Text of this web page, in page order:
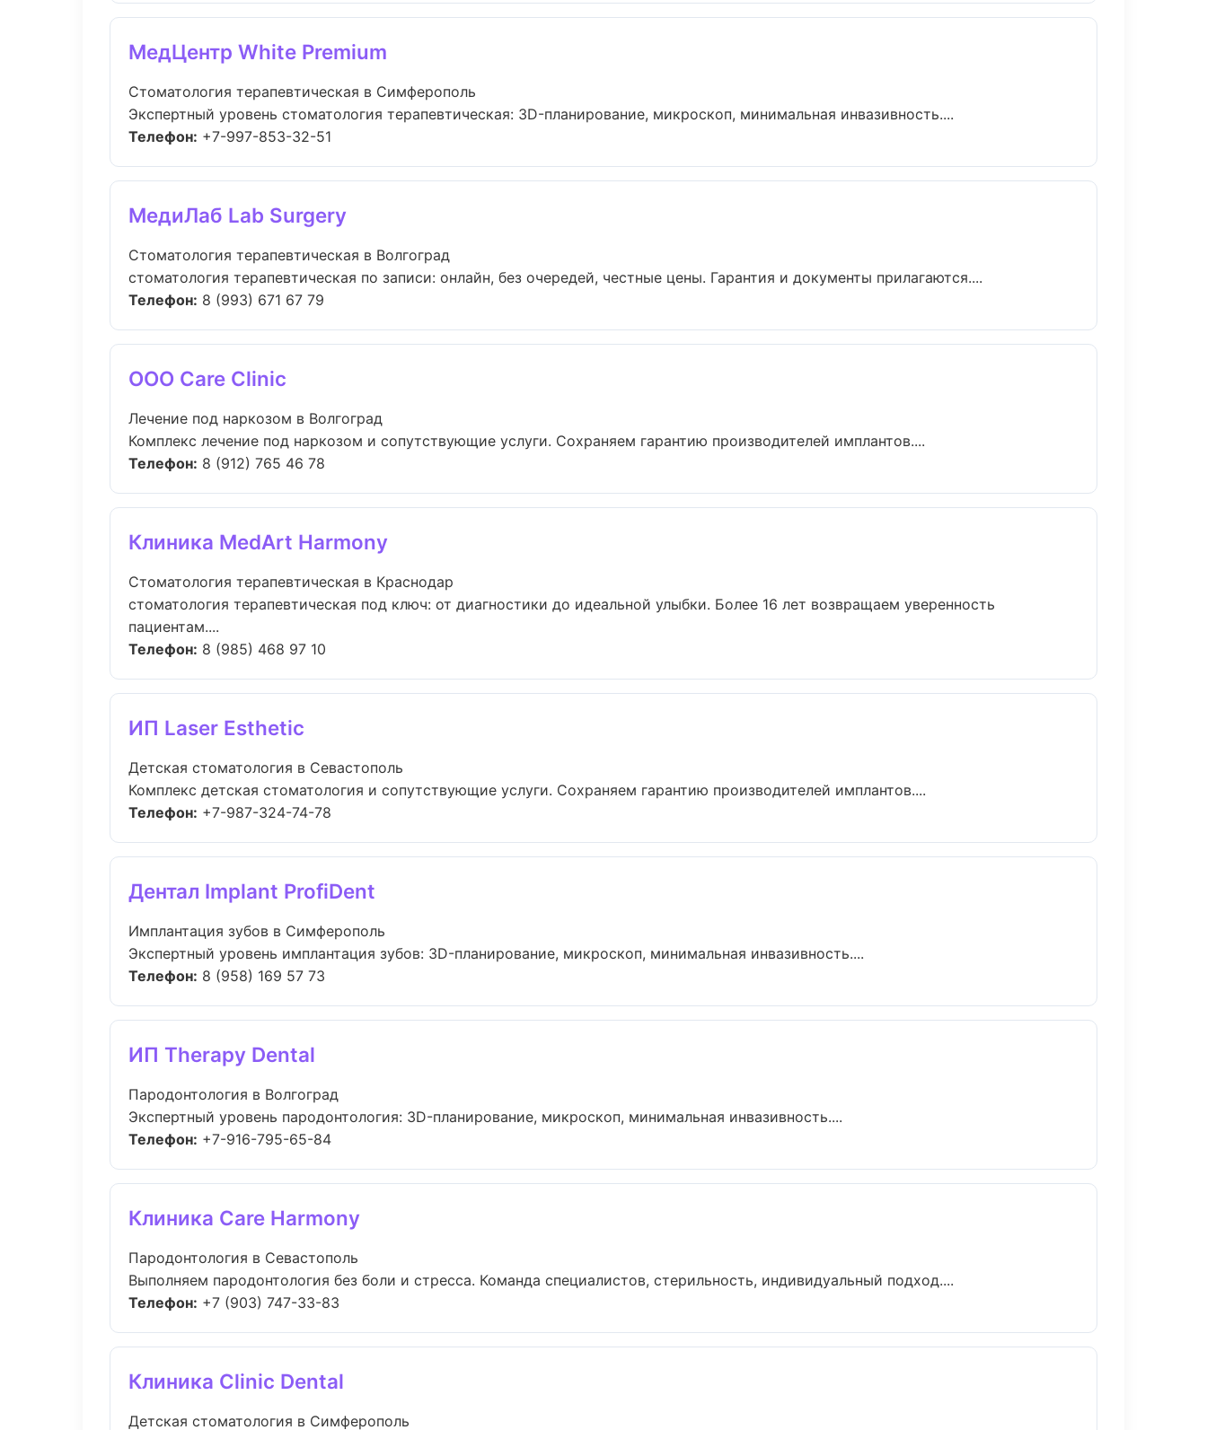
МедЦентр White Premium
Стоматология терапевтическая в Симферополь
Экспертный уровень стоматология терапевтическая: 3D-планирование, микроскоп, минимальная инвазивность....
Телефон: +7-997-853-32-51
МедиЛаб Lab Surgery
Стоматология терапевтическая в Волгоград
стоматология терапевтическая по записи: онлайн, без очередей, честные цены. Гарантия и документы прилагаются....
Телефон: 8 (993) 671 67 79
ООО Care Clinic
Лечение под наркозом в Волгоград
Комплекс лечение под наркозом и сопутствующие услуги. Сохраняем гарантию производителей имплантов....
Телефон: 8 (912) 765 46 78
Клиника MedArt Harmony
Стоматология терапевтическая в Краснодар
стоматология терапевтическая под ключ: от диагностики до идеальной улыбки. Более 16 лет возвращаем уверенность
пациентам....
Телефон: 8 (985) 468 97 10
ИП Laser Esthetic
Детская стоматология в Севастополь
Комплекс детская стоматология и сопутствующие услуги. Сохраняем гарантию производителей имплантов....
Телефон: +7-987-324-74-78
Дентал Implant ProfiDent
Имплантация зубов в Симферополь
Экспертный уровень имплантация зубов: 3D-планирование, микроскоп, минимальная инвазивность....
Телефон: 8 (958) 169 57 73
ИП Therapy Dental
Пародонтология в Волгоград
Экспертный уровень пародонтология: 3D-планирование, микроскоп, минимальная инвазивность....
Телефон: +7-916-795-65-84
Клиника Care Harmony
Пародонтология в Севастополь
Выполняем пародонтология без боли и стресса. Команда специалистов, стерильность, индивидуальный подход....
Телефон: +7 (903) 747-33-83
Клиника Clinic Dental
Детская стоматология в Симферополь